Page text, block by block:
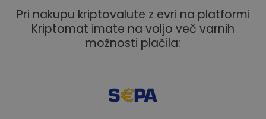
Pri nakupu kriptovalute z evri na platformi
Kriptomat imate na voljo več varnih
možnosti plačila: